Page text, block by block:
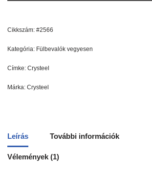
Cikkszám: #2566
Kategória: Fülbevalók vegyesen
Címke: Crysteel
Márka: Crysteel
Leírás További információk
Vélemények (1)